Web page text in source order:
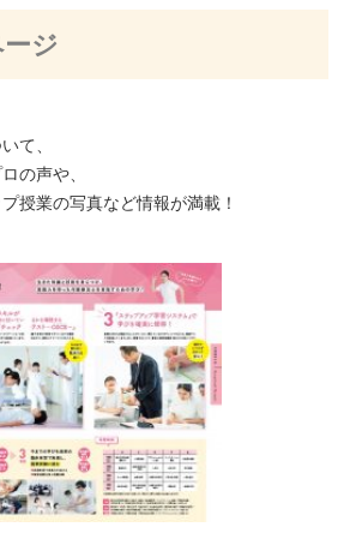
ジ
て、
の声や、
授業の写真など情報が満載！